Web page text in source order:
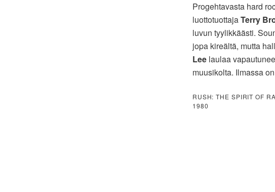
Progehtavasta hard
luottotuottajaTerry
luvun tyylikkäästi.
jopa kireältä, mutta
Leelaulaa
muusikolta. Ilmassa
RUSH: THE SPIRIT OF
1980